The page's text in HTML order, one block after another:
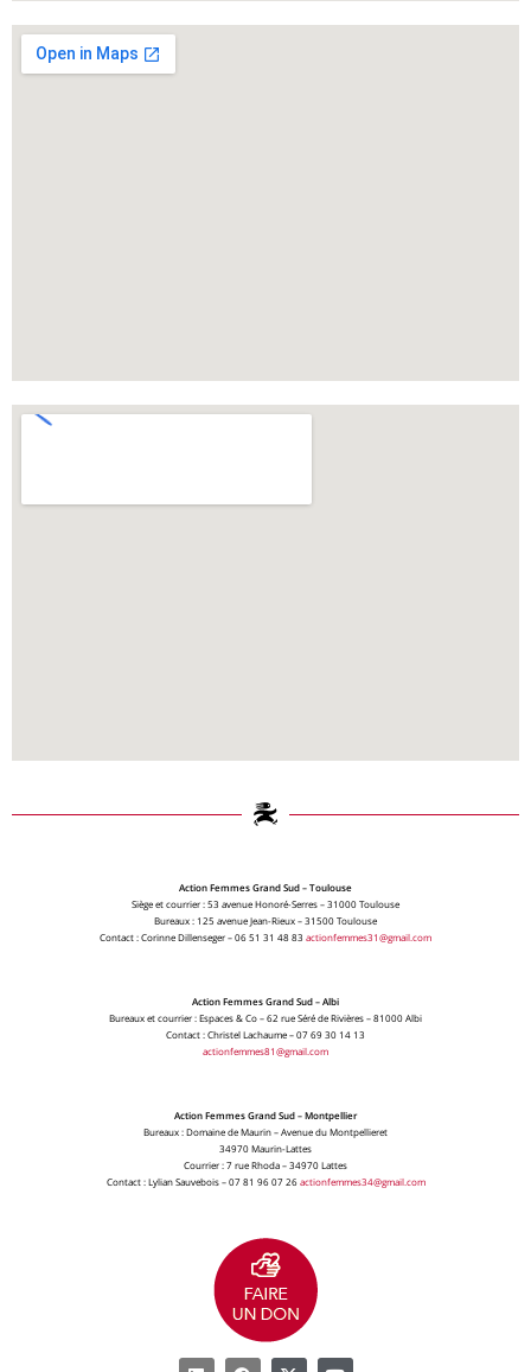
Action Femmes Grand Sud – Toulouse
Siège et courrier : 53 avenue Honoré-Serres – 31000 Toulouse
Bureaux : 125 avenue Jean-Rieux – 31500 Toulouse
Contact : Corinne Dillenseger – 06 51 31 48 83 actionfemmes31@gmail.com
Action Femmes Grand Sud – Albi
Bureaux et courrier : Espaces & Co – 62 rue Séré de Rivières – 81000 Albi
Contact : Christel Lachaume – 07 69 30 14 13
actionfemmes81@gmail.com
Action Femmes Grand Sud – Montpellier
Bureaux : Domaine de Maurin – Avenue du Montpellieret
34970 Maurin-Lattes
Courrier : 7 rue Rhoda – 34970 Lattes
Contact : Lylian Sauvebois – 07 81 96 07 26actionfemmes34@gmail.com